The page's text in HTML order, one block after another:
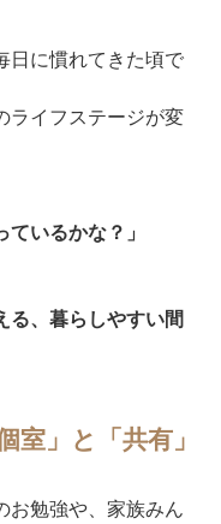
日に慣れてきた頃で
ライフステージが変
ているかな？」
る、暮らしやすい間
」と「共有」
お勉強や、家族みん